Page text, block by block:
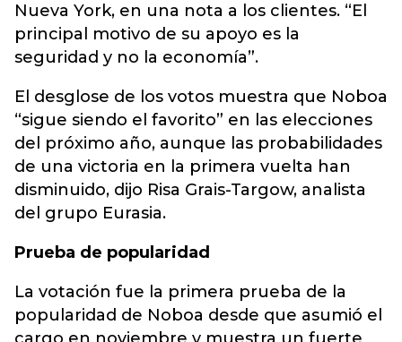
Nueva York, en una nota a los clientes. “El
principal motivo de su apoyo es la
seguridad y no la economía”.
El desglose de los votos muestra que Noboa
“sigue siendo el favorito” en las elecciones
del próximo año, aunque las probabilidades
de una victoria en la primera vuelta han
disminuido, dijo Risa Grais-Targow, analista
del grupo Eurasia.
Prueba de popularidad
La votación fue la primera prueba de la
popularidad de Noboa desde que asumió el